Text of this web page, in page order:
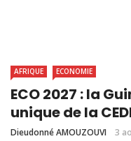
AFRIQUE ECONOMIE
ECO 2027 : la
unique de la
Dieudonné AMOUZOUVI 3